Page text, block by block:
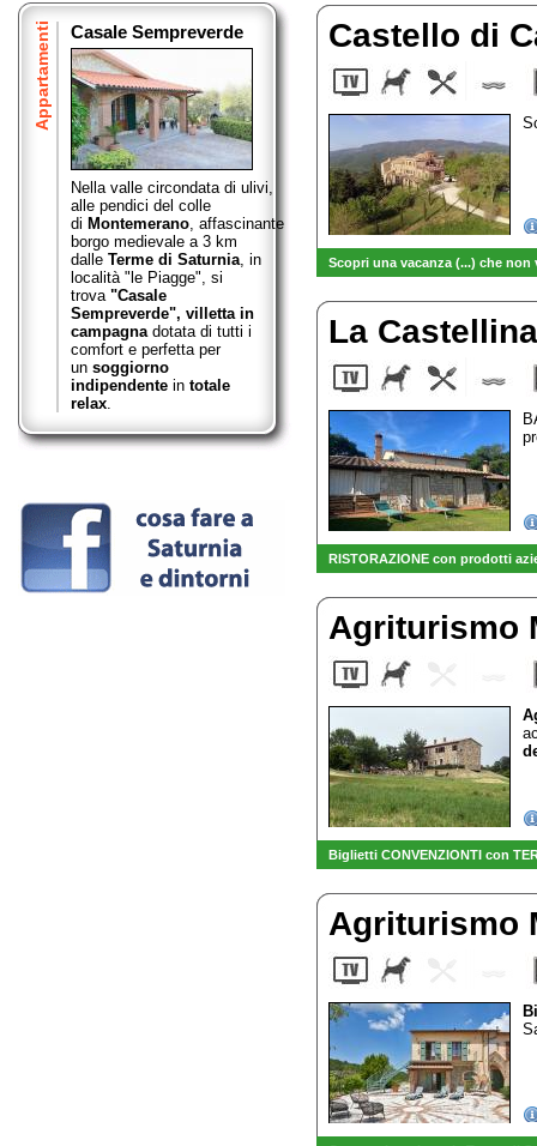
Appartamenti Casale Sempreverde
Nella valle circondata di ulivi,
alle pendici del colle
di Montemerano, affascinante
borgo medievale a 3 km
dalle Terme di Saturnia, in
località "le Piagge", si
trova "Casale
Sempreverde", villetta in
campagna dotata di tutti i
comfort e perfetta per
un soggiorno
indipendente in totale
relax.
Castello di
Scopri una vacanza (...) che
La
RISTORAZIONE con prodotti
Agriturismo
Biglietti CONVENZIONTI con
Agriturismo